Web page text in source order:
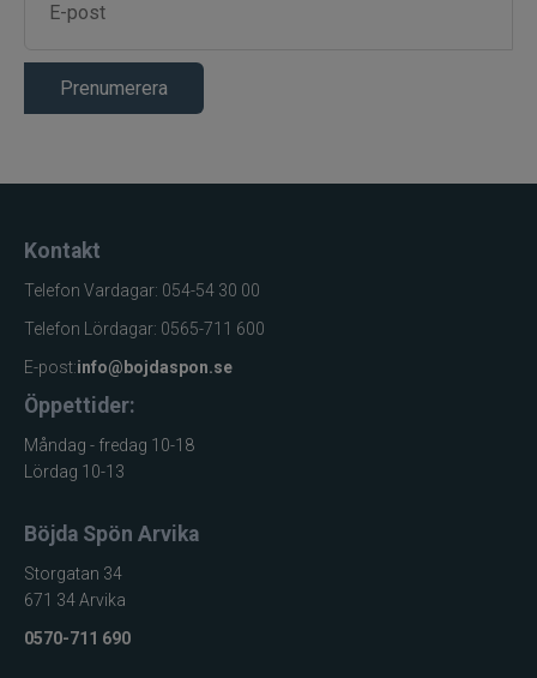
Prenumerera
Kontakt
Telefon Vardagar: 054-54 30 00
Telefon Lördagar: 0565-711 600
E-post:info@bojdaspon.se
Öppettider:
Måndag - fredag 10-18
Lördag 10-13
Böjda Spön Arvika
Storgatan 34
671 34 Arvika
0570-711 690